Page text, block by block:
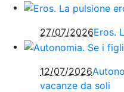
27/07/2026Eros.
12/07/2026
vacanze da soli